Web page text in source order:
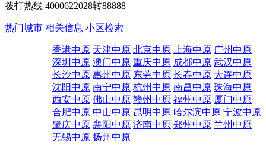
拨打热线 4000622028转88888
热门城市 相关信息 小区检索
香港中原 天津中原 北京中原 上海中原 广州中原
深圳中原 澳门中原 重庆中原 成都中原 武汉中原
长沙中原 惠州中原 东莞中原 长春中原 大连中原
沈阳中原 南宁中原 杭州中原 南昌中原 珠海中原
西安中原 佛山中原 赣州中原 福州中原 厦门中原
合肥中原 中山中原 昆明中原 哈尔滨中原 宁波中原
肇庆中原 襄阳中原 济南中原 郑州中原 兰州中原
无锡中原 扬州中原